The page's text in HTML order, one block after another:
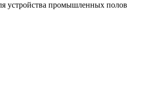
устройства промышленных полов